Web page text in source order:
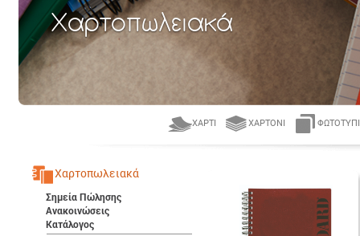
Χαρτοπωλειακά
ΧΑΡΤΊ ΧΑΡΤΌΝΙ
Χαρτοπωλειακά
Σημεία Πώλησης
Ανακοινώσεις
Κατάλογος